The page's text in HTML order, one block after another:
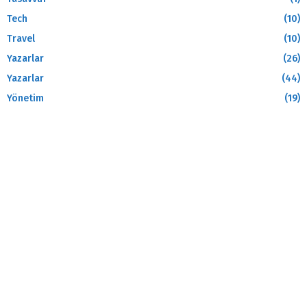
Tech
(10)
Travel
(10)
Yazarlar
(26)
Yazarlar
(44)
Yönetim
(19)